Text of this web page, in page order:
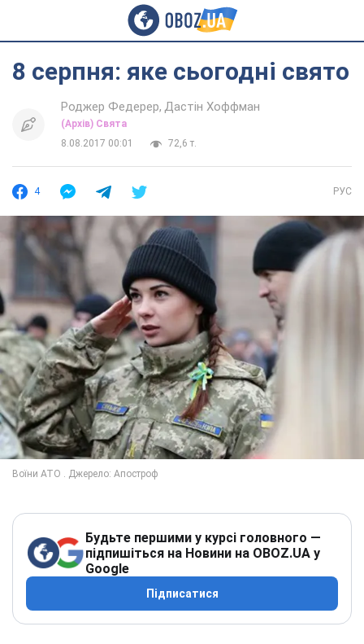
8 серпня: яке сьогодні свято
Роджер Федерер Дастін Хоффман
(Архів) Свята
8.08.2017 00:01
72,6 т.
4 РУС
Будьте першими у курсі головного —
підпишіться на Новини на OBOZ.UA у
Google
Підписатися